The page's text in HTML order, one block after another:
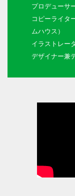
プロデューサ
コピーライタ
ムハウス）
イラストレー
デザイナー兼